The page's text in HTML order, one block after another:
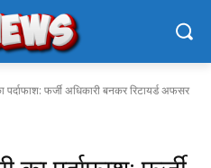
फर्जी अधिकारी बनकर रिटायर्ड अफसर